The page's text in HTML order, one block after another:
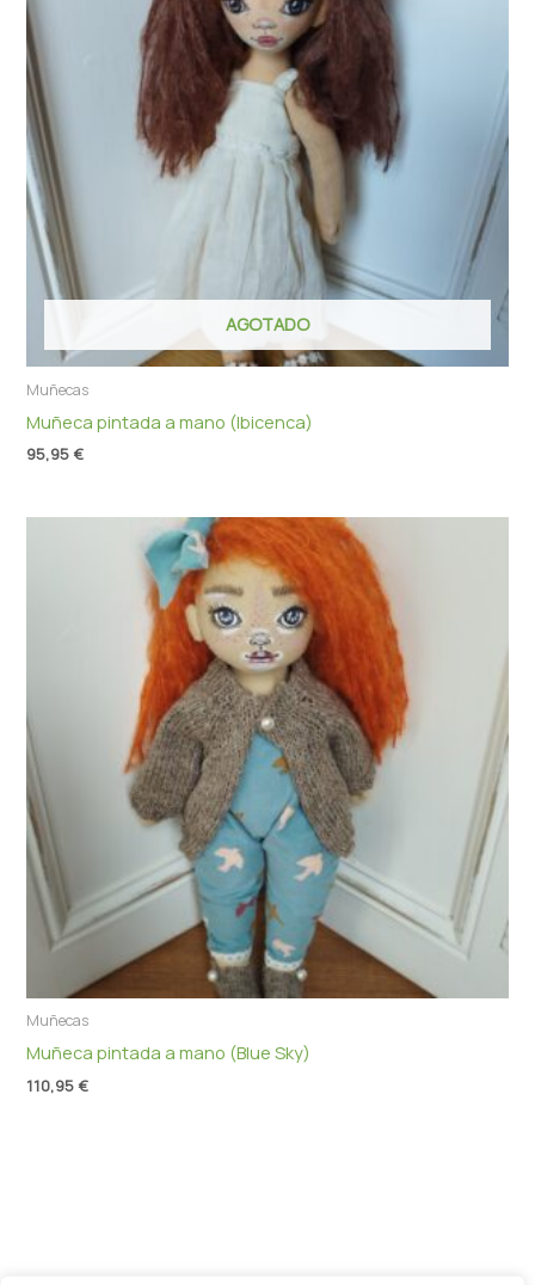
AGOTADO
Muñecas
Muñeca pintada a mano (Ibicenca)
95,95 €
Muñecas
Muñeca pintada a mano (Blue Sky)
110,95 €